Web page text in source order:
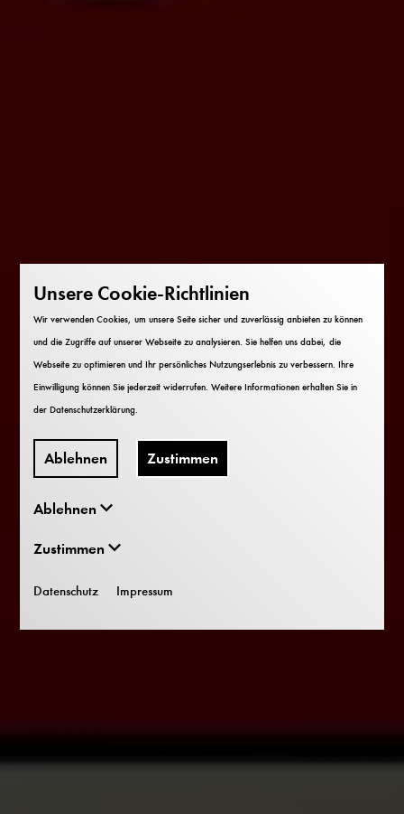
Unsere Cookie-Richtlinien
Wir verwenden Cookies, um unsere Seite sicher und zuverlässig anbieten zu können
und die Zugriffe auf unserer Webseite zu analysieren. Sie helfen uns dabei, die
Webseite zu optimieren und Ihr persönliches Nutzungserlebnis zu verbessern. Ihre
Einwilligung können Sie jederzeit widerrufen. Weitere Informationen erhalten Sie in
derDatenschutzerklärung
Ablehnen Zustimmen
Ablehnen
Zustimmen
Datenschutz Impressum